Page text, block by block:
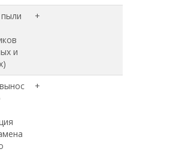
и
+
+